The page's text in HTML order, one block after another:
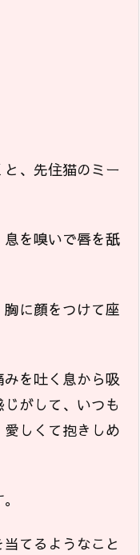
、先住猫のミー
を嗅いで唇を舐
に顔をつけて座
を吐く息から吸
がして、いつも
しくて抱きしめ
てるようなこと